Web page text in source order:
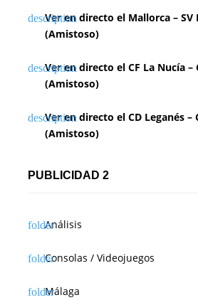
Ver en directo el Mallorca – SV
(Amistoso)
Ver en directo el CF La Nucía –
(Amistoso)
Ver en directo el CD Leganés –
(Amistoso)
PUBLICIDAD 2
Análisis
Consolas / Videojuegos
Málaga